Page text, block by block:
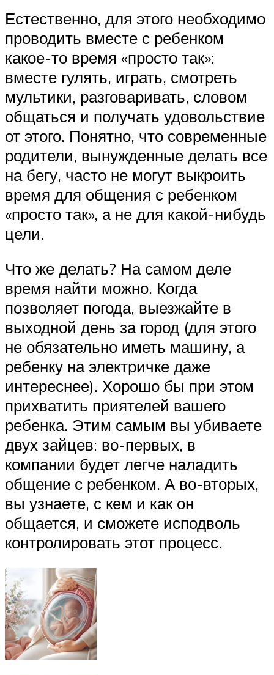
Естественно, для этого необходимо
проводить вместе с ребенком
какое-то время «просто так»:
вместе гулять, играть, смотреть
мультики, разговаривать, словом
общаться и получать удовольствие
от этого. Понятно, что современные
родители, вынужденные делать все
на бегу, часто не могут выкроить
время для общения с ребенком
«просто так», а не для какой-нибудь
цели.
Что же делать? На самом деле
время найти можно. Когда
позволяет погода, выезжайте в
выходной день за город (для этого
не обязательно иметь машину, а
ребенку на электричке даже
интереснее). Хорошо бы при этом
прихватить приятелей вашего
ребенка. Этим самым вы убиваете
двух зайцев: во-первых, в
компании будет легче наладить
общение с ребенком. А во-вторых,
вы узнаете, с кем и как он
общается, и сможете исподволь
контролировать этот процесс.